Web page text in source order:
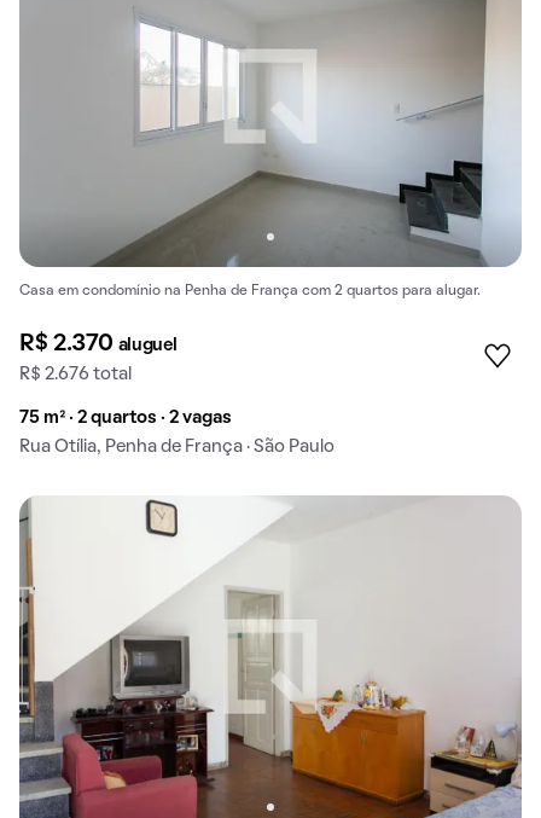
Casa em condomínio na Penha de França com 2 quartos para alugar.
R$ 2.370 aluguel
R$ 2.676 total
75 m² · 2 quartos · 2 vagas
Rua Otília, Penha de França · São Paulo